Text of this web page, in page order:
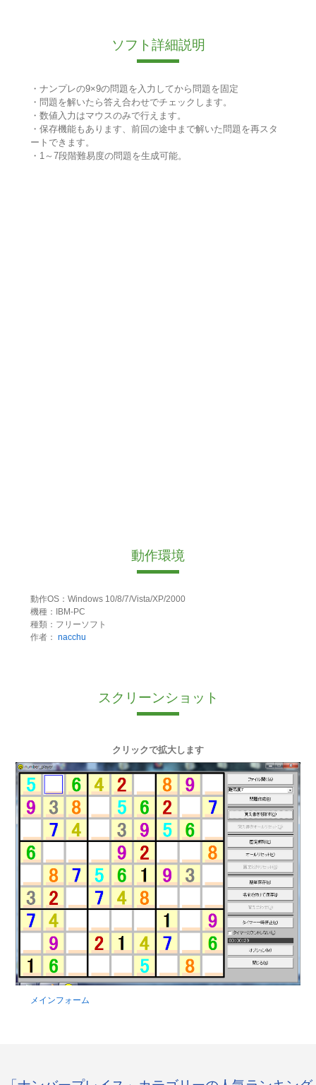
ソフト詳細説明
・ナンプレの9×9の問題を入力してから問題を固定
・問題を解いたら答え合わせでチェックします。
・数値入力はマウスのみで行えます。
・保存機能もあります、前回の途中まで解いた問題を再スタ
ートできます。
・1～7段階難易度の問題を生成可能。
動作環境
動作OS：Windows 10/8/7/Vista/XP/2000
機種：IBM-PC
種類：フリーソフト
作者： nacchu
スクリーンショット
クリックで拡大します
メインフォーム